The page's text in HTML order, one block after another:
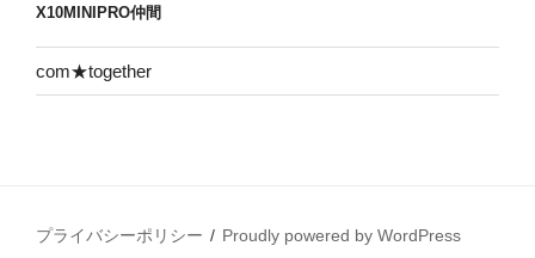
X10MINIPRO仲間
com★together
プライバシーポリシー Proudly powered by WordPress